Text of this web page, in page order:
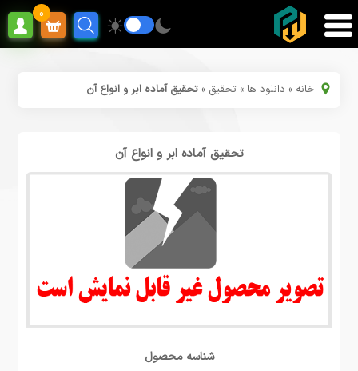
0
خانه » دانلود ها » تحقیق »تحقیق آماده ابر و انواع آن
تحقیق آماده ابر و انواع آن
شناسه محصول